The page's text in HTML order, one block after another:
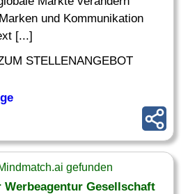
und Kommunikation
[...]
STELLENANGEBOT
gefunden
Werbeagentur Gesellschaft